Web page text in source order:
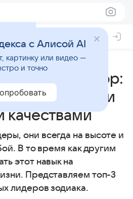
Гороскопы Mail Статьи
директор:
с сильными
качествами
они всегда на высоте и
В то время как другим
этот навык на
Представляем топ-3
лидеров зодиака.
с Алисой AI
картинку или видео —
и точно